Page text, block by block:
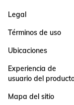
Legal
Términos de uso
Ubicaciones
Experiencia de
usuario del
Mapa del sitio